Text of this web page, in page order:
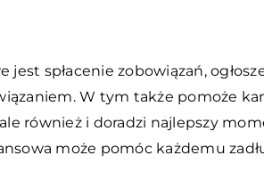
spłacenie zobowiązań,
W tym także pomoże
również i doradzi najlepszy
może pomóc każdemu